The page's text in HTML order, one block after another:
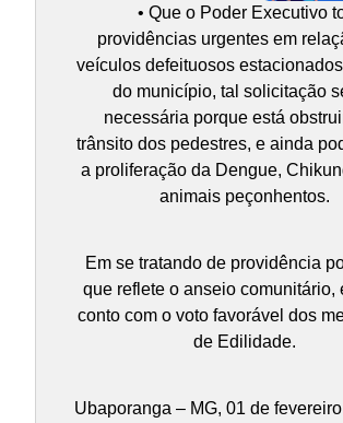
• Que o Poder Executivo
providências urgentes em
veículos defeituosos
do município, tal solicitação
necessária porque está
trânsito dos pedestres, e ainda
a proliferação da Dengue,
animais peçonhentos.
Em se tratando de providência
que reflete o anseio comunitário,
conto com o voto favorável dos
de Edilidade.
Ubaporanga – MG, 01 de